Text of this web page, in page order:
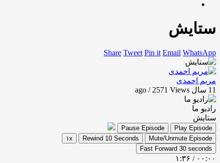
ستایش
Share Tweet Pin it Email WhatsApp
مریم احمدی
11 سال ago / 2571
Views
رادیو ما
ستایش
Play Episode
Pause Episode
Mute/Unmute Episode
Rewind 10 Seconds
۱x
Fast Forward 30 seconds
۰۰:۰۰ / ۱:۳۶